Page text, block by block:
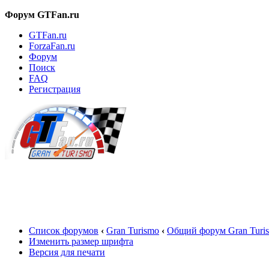
Форум GTFan.ru
GTFan.ru
ForzaFan.ru
Форум
Поиск
FAQ
Регистрация
Список форумов ‹ Gran Turismo ‹ Общий форум Gran
Изменить размер шрифта
Версия для печати